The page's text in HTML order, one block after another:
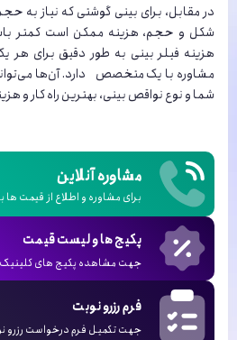
در مقابل، برای بینی گوشتی که نیاز به
شکل و حجم، هزینه ممکن است کمتر
هزینه فیلر بینی به طور دقیق برای هر
مشاوره با یک متخصص دارد. آن‌ها
شما و نوع نواقص بینی، بهترین راه کار و
مشاوره آنلاین
برای مشاوره و اطلاع از قیمت ها
پکیج ها و لیست قیمت
جهت مشاهده پکیج های کلینیک
فرم رزرو نوبت
جهت تکمیل فرم درخواست رزرو